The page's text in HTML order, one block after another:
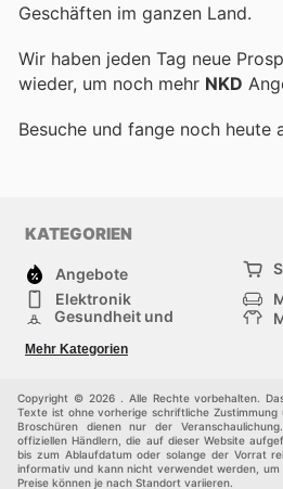
Geschäften im ganzen Land.
Wir haben jeden Tag neue
wieder, um noch mehr NKD
Besuche und fange noch heute
KATEGORIEN
Angebote
Elektronik
Gesundheit und
Sportartikel und
Einkaufzentren
Mehr Kategorien
Copyright © 2026 . Alle Rechte vorbehalten.
Texte ist ohne vorherige schriftliche
Broschüren dienen nur der
offiziellen Händlern, die auf dieser Website
bis zum Ablaufdatum oder solange der Vorrat
informativ und kann nicht verwendet werden,
Preise können je nach Standort variieren.